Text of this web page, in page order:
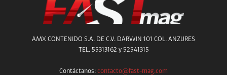
AMX CONTENIDO S.A. DE C.V. DARWIN 101 COL. ANZURES
TEL. 55313162 y 52541315
Contáctanos: contacto@fast-mag.com